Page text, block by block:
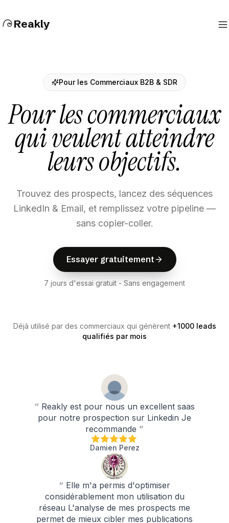
Reakly
Pour les Commerciaux B2B & SDR
Pour les commerciaux
qui veulent atteindre
leurs objectifs.
Trouvez des prospects, lancez des séquences
LinkedIn & Email, et remplissez votre pipeline —
sans copier-coller.
Essayer gratuitement
Essayer gratuitement
Essayer gratuitement
7 jours d'essai gratuit - Sans engagement
Déjà utilisé par des commerciaux qui génèrent +1000 leads
qualifiés par mois